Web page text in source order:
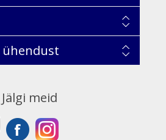
ühendust
Jälgi meid